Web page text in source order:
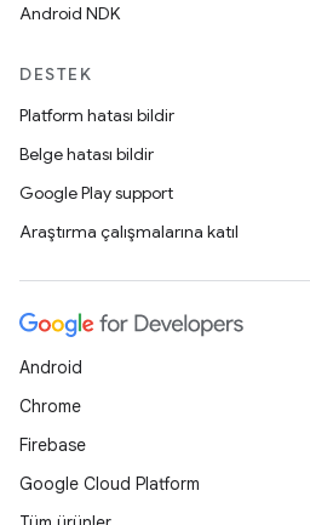
Android NDK
DESTEK
Platform hatası bildir
Belge hatası bildir
Google Play support
Araştırma çalışmalarına katıl
Android
Chrome
Firebase
Google Cloud Platform